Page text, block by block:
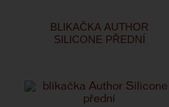
BLIKAČKA AUTHOR
SILICONE PŘEDNÍ